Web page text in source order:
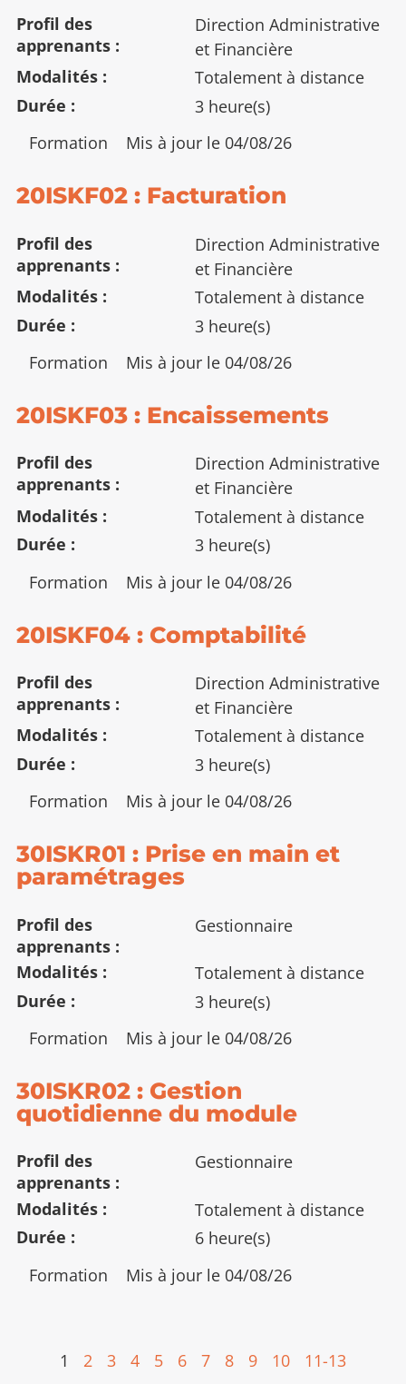
Profil des
apprenants
Direction Administrative
et Financière
Modalités
Totalement à distance
Durée
3 heure(s)
Type
Formation Mis à jour le 04/08/26
20ISKF02 : Facturation
Profil des
apprenants
Direction Administrative
et Financière
Modalités
Totalement à distance
Durée
3 heure(s)
Type
Formation Mis à jour le 04/08/26
20ISKF03 : Encaissements
Profil des
apprenants
Direction Administrative
et Financière
Modalités
Totalement à distance
Durée
3 heure(s)
Type
Formation Mis à jour le 04/08/26
20ISKF04 : Comptabilité
Profil des
apprenants
Direction Administrative
et Financière
Modalités
Totalement à distance
Durée
3 heure(s)
Type
Formation Mis à jour le 04/08/26
30ISKR01 : Prise en main et
paramétrages
Profil des
apprenants
Gestionnaire
Modalités
Totalement à distance
Durée
3 heure(s)
Type
Formation Mis à jour le 04/08/26
30ISKR02 : Gestion
quotidienne du module
Profil des
apprenants
Gestionnaire
Modalités
Totalement à distance
Durée
6 heure(s)
Type
Formation Mis à jour le 04/08/26
1 2 3 4 5 6 7 8 9 10 11-13